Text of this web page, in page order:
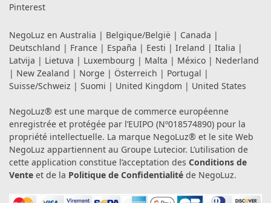
Pinterest
NegoLuz en Australia | Belgique/België | Canada |
Deutschland | France | España | Eesti | Ireland | Italia |
Latvija | Lietuva | Luxembourg | Malta | México | Nederland
| New Zealand | Norge | Österreich | Portugal |
Suisse/Schweiz | Suomi | United Kingdom | United States
NegoLuz® est une marque de commerce européenne
enregistrée et protégée par l’EUIPO (Nº018574890) pour la
propriété intellectuelle. La marque NegoLuz® et le site Web
NegoLuz appartiennent au Groupe Lutecior. L’utilisation de
cette application constitue l’acceptation des Conditions de
Vente et de la Politique de Confidentialité de NegoLuz.